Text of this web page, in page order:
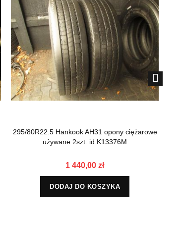
295/80R22.5 Hankook AH31 opony ciężarowe
używane 2szt. id:K13376M
1 440,00 zł
DODAJ DO KOSZYKA